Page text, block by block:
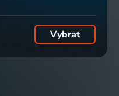
Vybrat